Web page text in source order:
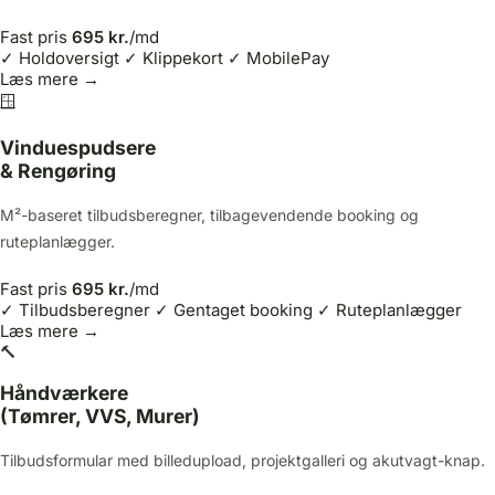
Fast pris 695 kr./md
✓ Holdoversigt ✓ Klippekort ✓ MobilePay
Læs mere →
🪟
Vinduespudsere
& Rengøring
M²-baseret tilbudsberegner, tilbagevendende booking og
ruteplanlægger.
Fast pris 695 kr./md
✓ Tilbudsberegner ✓ Gentaget booking ✓ Ruteplanlægger
Læs mere →
🔨
Håndværkere
(Tømrer, VVS, Murer)
Tilbudsformular med billedupload, projektgalleri og akutvagt-knap.